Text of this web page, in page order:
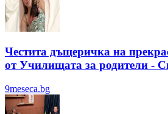
Честита дъщеричка на
от Училищата за родители -
9meseca.bg